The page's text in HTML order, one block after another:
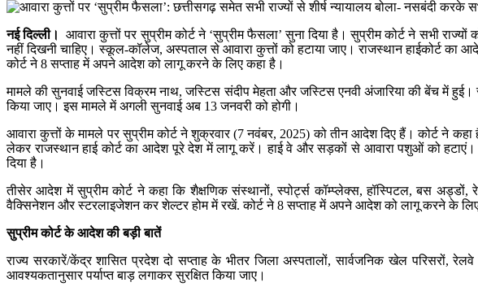
नई दिल्ली।आवारा कुत्तों पर सुप्रीम कोर्ट ने ‘सुप्रीम फैसला’ सुना दिया है। सुप्रीम कोर्ट ने सभी
नहीं दिखनी चाहिए। स्कूल-कॉलेज, अस्पताल से आवारा कुत्तों को हटाया जाए। राजस्थान हाईकोर्ट
कोर्ट ने 8 सप्ताह में अपने आदेश को लागू करने के लिए कहा है।
मामले की सुनवाई जस्टिस विक्रम नाथ, जस्टिस संदीप मेहता और जस्टिस एनवी अंजारिया की बेंच में हुई।
किया जाए। इस मामले में अगली सुनवाई अब 13 जनवरी को होगी।
आवारा कुत्तों के मामले पर सुप्रीम कोर्ट ने शुक्रवार (7 नवंबर, 2025) को तीन आदेश दिए हैं। कोर्ट ने
लेकर राजस्थान हाई कोर्ट का आदेश पूरे देश में लागू करें। हाई वे और सड़कों से आवारा पशुओं को
दिया है।
तीसेर आदेश में सुप्रीम कोर्ट ने कहा कि शैक्षणिक संस्थानों, स्पोर्ट्स कॉम्प्लेक्स, हॉस्पिटल, बस
वैक्सिनेशन और स्टरलाइजेशन कर शेल्टर होम में रखें. कोर्ट ने 8 सप्ताह में अपने आदेश को लागू करने के
सुप्रीम कोर्ट के आदेश की बड़ी बातें
राज्य सरकारें/केंद्र शासित प्रदेश दो सप्ताह के भीतर जिला अस्पतालों, सार्वजनिक खेल परिसरों,
आवश्यकतानुसार पर्याप्त बाड़ लगाकर सुरक्षित किया जाए।